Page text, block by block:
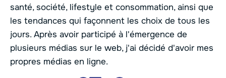
santé, société, lifestyle et consommation, ainsi que
les tendances qui façonnent les choix de tous les
jours. Après avoir participé à l'émergence de
plusieurs médias sur le web, j'ai décidé d'avoir mes
propres médias en ligne.